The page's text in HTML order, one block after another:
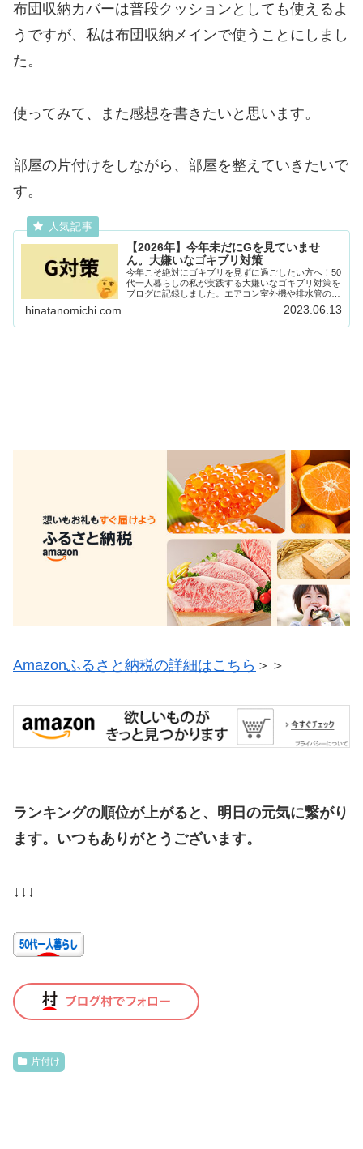
布団収納カバーは普段クッションとしても使えるよ
うですが、私は布団収納メインで使うことにしまし
た。
使ってみて、また感想を書きたいと思います。
部屋の片付けをしながら、部屋を整えていきたいで
す。
【2026年】今年未だにGを見ていませ
ん。大嫌いなゴキブリ対策
今年こそ絶対にゴキブリを見ずに過ごしたい方へ！50
代一人暮らしの私が実践する大嫌いなゴキブリ対策を
ブログに記録しました。エアコン室外機や排水管の隙
間をパテで埋める方法など、家の中でGに遭遇しない
hinatanomichi.com 2023.06.13
Amazonふるさと納税の詳細はこちら ＞＞
ランキングの順位が上がると、明日の元気に繋がり
ます。いつもありがとうございます。
↓↓↓
片付け